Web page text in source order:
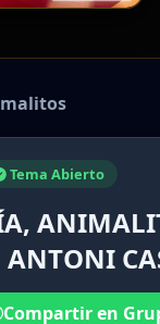
Tema Abierto
Compartir en